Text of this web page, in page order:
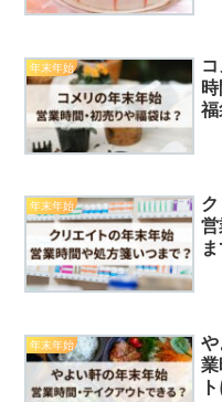
年末年始
年末年始
年末年始